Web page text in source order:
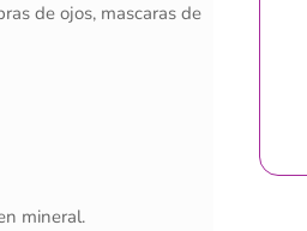
de ojos, mascaras de
mineral.